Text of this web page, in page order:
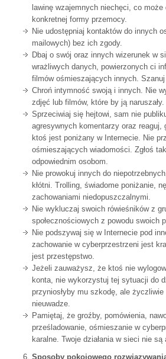
lawinę wzajemnych niechęci, co może
konkretnej formy przemocy.
Nie udostępniaj kontaktów do innych
mailowych) bez ich zgody.
Dbaj o swój oraz innych wizerunek w
wrażliwych danych, powierzonych ci
filmów ośmieszających innych. Szanuj
Chroń intymność swoją i innych. Nie
zdjęć lub filmów, które by ją naruszały.
Sprzeciwiaj się hejtowi, sam nie
agresywnych komentarzy oraz reaguj,
ktoś jest poniżany w Internecie. Nie
ośmieszających wiadomości. Zgłoś
odpowiednim osobom.
Nie prowokuj innych do
kłótni. Trolling, świadome poniżanie,
zachowaniami niedopuszczalnymi.
Nie wykluczaj swoich rówieśników z
społecznościowych z powodu swoich
Nie podszywaj się w Internecie pod
zachowanie w cyberprzestrzeni jest
jest przestępstwo.
Jeżeli zauważysz, że ktoś nie
konta, nie wykorzystuj tej sytuacji do
przyniosłyby mu szkodę, ale
nieuwadze.
Pamiętaj, że groźby, pomówienia,
prześladowanie, ośmieszanie w
karalne. Twoje działania w sieci nie są
Sposoby pokojowego